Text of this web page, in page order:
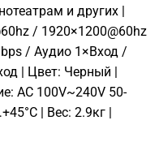
и других |
/ 1920×1200@60hz
/ Аудио 1×Вход /
| Цвет: Черный |
AC 100V~240V 50-
| Вес: 2.9кг |